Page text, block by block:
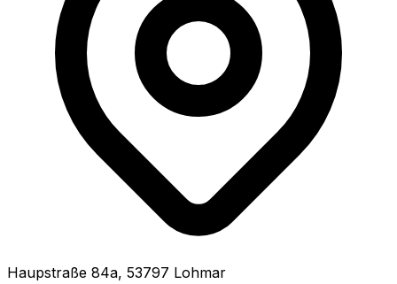
Haupstraße 84a, 53797 Lohmar